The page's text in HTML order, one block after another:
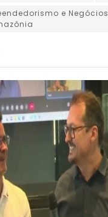
e Negócios